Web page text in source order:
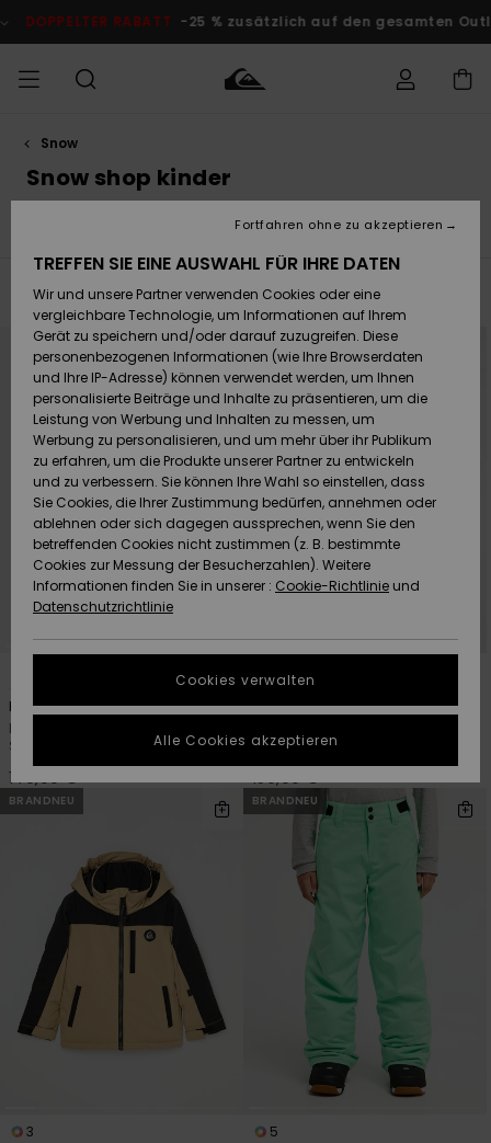
Produkt
springen
% zusätzlich auf den gesamten Outlet-Bereich Jetzt Sparen
MÄNNER
Accessoires
Schuhe&
Flip-Flops
Surf
Snow
Brandneu
Highlights
Accessoires
Schuhe&
Flip-Flops
Surf
Snow
Brandneu
Highlights
FRAUEN
Brandneu
Highlights
Snow
SURF
Männer
Kinder
Highlights
Community
SNOW
Männer
Snow Shop
Kinder
Snow Shop
Damen
Highlights
Community
DOPPELTER
RABATT
Herren
KINDER
Outlet
Frauen
HILFE & KONTAKT
zugreifen
Retouren
Bezahlung
Geschenkkarte
Quiksilver
Freedom
Datenschutz
Starten Sie eine
um die
schnellste
Antwort auf Ihre
erhalten.
die häufigsten
Fragen sowie
unser
Kontaktformular.
NACHHALTIGKEIT
SHOPS
QUIKSILVER APP
WUNSCHLISTE
Snow
Snow shop kinder
Snow Jacken Snow Hosen
Filtern & Sortieren 74
Filterkriterien
springen
Überspringen
Browdy Clux Adapt
Männer Schwarz
Ski-/Snowboardbrille
140,00 €
BRANDNEU
Forever 20K
Schneejacke
150,00 €
BRANDNEU
3
BRANDNEU
5
TREFFEN SIE EINE AUSWAHL FÜR IHRE DATEN
Wir und unsere Partner verwenden Cookies oder eine
vergleichbare Technologie, um Informationen auf Ihrem
Gerät zu speichern und/oder darauf zuzugreifen. Diese
personenbezogenen Informationen (wie Ihre Browserdaten
und Ihre IP-Adresse) können verwendet werden, um Ihnen
personalisierte Beiträge und Inhalte zu präsentieren, um die
Leistung von Werbung und Inhalten zu messen, um
Werbung zu personalisieren, und um mehr über ihr Publikum
zu erfahren, um die Produkte unserer Partner zu entwickeln
und zu verbessern. Sie können Ihre Wahl so einstellen, dass
Sie Cookies, die Ihrer Zustimmung bedürfen, annehmen oder
ablehnen oder sich dagegen aussprechen, wenn Sie den
betreffenden Cookies nicht zustimmen (z. B. bestimmte
Cookies zur Messung der Besucherzahlen). Weitere
Informationen finden Sie in unserer : Cookie-Richtlinie und
Datenschutzrichtlinie
Cookies verwalten
Fortfahren ohne zu akzeptieren
Alle Cookies akzeptieren